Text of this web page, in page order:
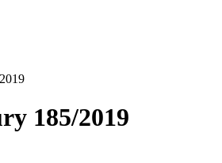
185/2019